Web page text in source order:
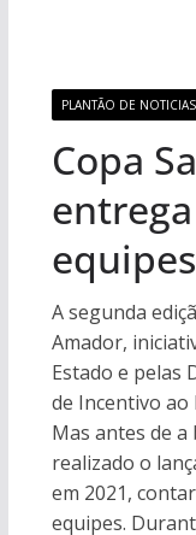
PLANTÃO DE NOTICIAS
Copa
A segunda
Amador,
Estado e pelas
de Incentivo ao
Mas antes de
realizado o
em 2021,
equipes.